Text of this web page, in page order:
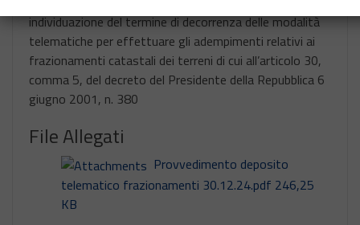
individuazione del termine di decorrenza delle modalità
telematiche per effettuare gli adempimenti relativi ai
frazionamenti catastali dei terreni di cui all’articolo 30,
comma 5, del decreto del Presidente della Repubblica 6
giugno 2001, n. 380
File Allegati
Provvedimento deposito
telematico frazionamenti 30.12.24.pdf 246,25
KB